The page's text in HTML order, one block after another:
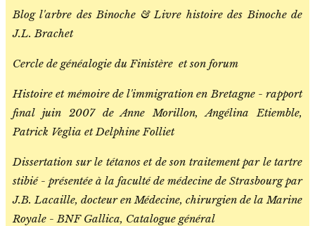
Blog l'arbre des Binoche & Livre histoire des Binoche de
J.L. Brachet
Cercle de généalogie du Finistère et son forum
Histoire et mémoire de l'immigration en Bretagne - rapport
final juin 2007 de Anne Morillon, Angélina Etiemble,
Patrick Veglia et Delphine Folliet
Dissertation sur le tétanos et de son traitement par le tartre
stibié - présentée à la faculté de médecine de Strasbourg par
J.B. Lacaille, docteur en Médecine, chirurgien de la Marine
Royale - BNF Gallica, Catalogue général